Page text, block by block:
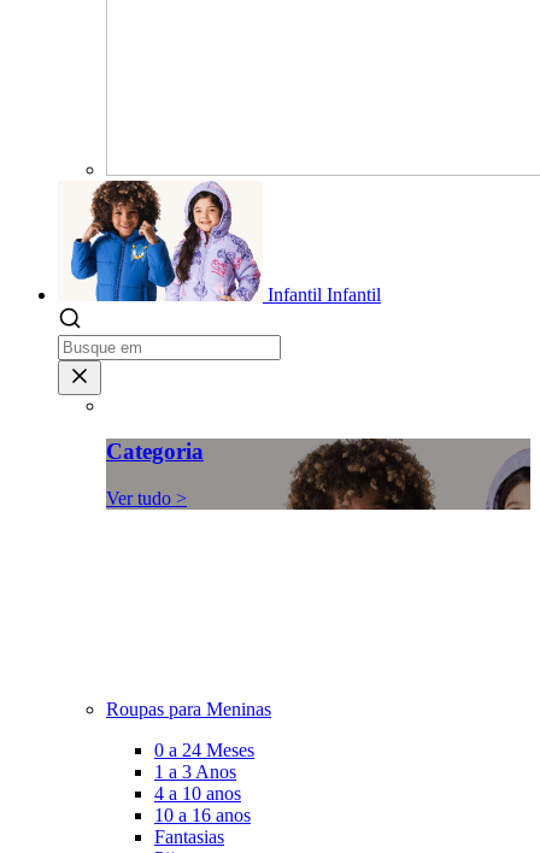
Infantil Infantil
Categoria
Ver tudo >
Roupas para Meninas
0 a 24 Meses
1 a 3 Anos
4 a 10 anos
10 a 16 anos
Fantasias